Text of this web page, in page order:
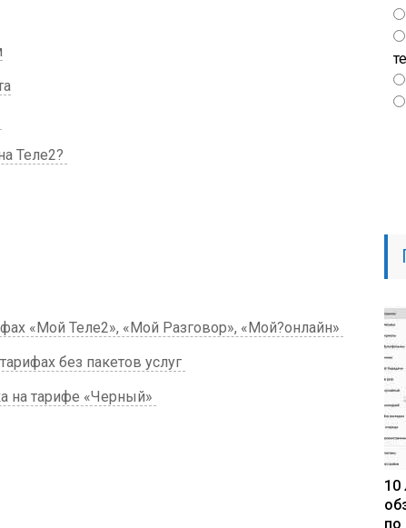
Теле2?
«Мой Теле2», «Мой Разговор», «Мой?онлайн»
без пакетов услуг
на тарифе «Черный»
10
по